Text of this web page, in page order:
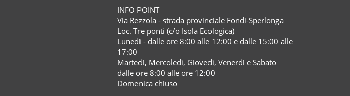
INFO POINT
Via Rezzola - strada provinciale Fondi-Sperlonga
Loc. Tre ponti (c/o Isola Ecologica)
Lunedì - dalle ore 8:00 alle 12:00 e dalle 15:00 alle
17:00
Martedì, Mercoledì, Giovedì, Venerdì e Sabato
dalle ore 8:00 alle ore 12:00
Domenica chiuso